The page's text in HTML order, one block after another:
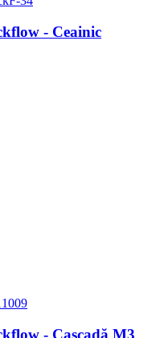
- Ceainic
- Cascadă M3